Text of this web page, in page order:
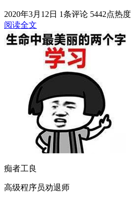
2020年3月12日 1条评论 5442点热度
阅读全文
痴者工良
高级程序员劝退师